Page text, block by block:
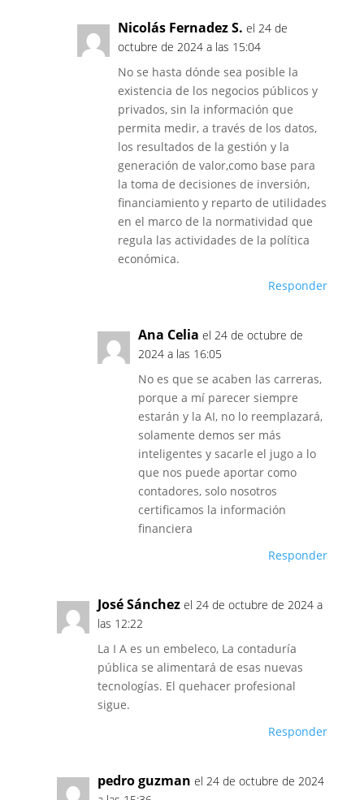
Nicolás Fernadez S. el 24 de
octubre de 2024 a las 15:04
No se hasta dónde sea posible la
existencia de los negocios públicos y
privados, sin la información que
permita medir, a través de los datos,
los resultados de la gestión y la
generación de valor,como base para
la toma de decisiones de inversión,
financiamiento y reparto de utilidades
en el marco de la normatividad que
regula las actividades de la política
económica.
Responder
Ana Celia el 24 de octubre de
2024 a las 16:05
No es que se acaben las carreras,
porque a mí parecer siempre
estarán y la AI, no lo reemplazará,
solamente demos ser más
inteligentes y sacarle el jugo a lo
que nos puede aportar como
contadores, solo nosotros
certificamos la información
financiera
Responder
José Sánchez el 24 de octubre de 2024 a
las 12:22
La I A es un embeleco, La contaduría
pública se alimentará de esas nuevas
tecnologías. El quehacer profesional
sigue.
Responder
pedro guzman el 24 de octubre de 2024